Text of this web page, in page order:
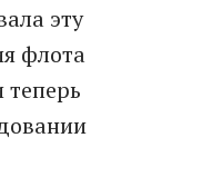
эту
флота
теперь